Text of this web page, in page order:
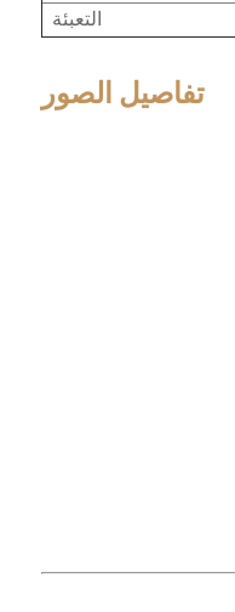
التعبئة
تفاصيل الصور